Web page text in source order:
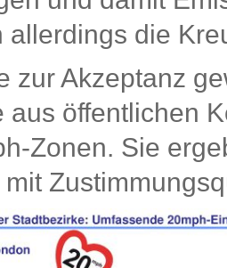
allerdings die
zur Akzeptanz
aus öffentlichen
Zonen. Sie